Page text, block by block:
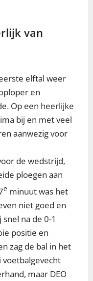
van
elftal weer
en
Op een heerlijke
bij en met veel
aanwezig voor
de wedstrijd,
ploegen aan
eminuut was het
niet goed en
na de 0-1
positie en
zag de bal in het
voetbalgevecht
maar DEO